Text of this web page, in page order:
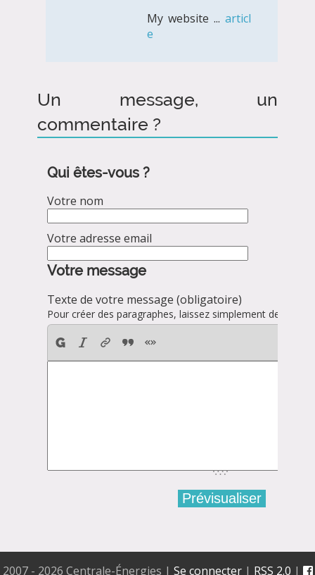
My website ... articl
e
Un message, un
commentaire ?
Qui êtes-vous ?
Votre nom
Votre adresse email
Votre message
Texte de votre message (obligatoire)
Pour créer des paragraphes, laissez simplement des
2007 - 2026 Centrale-Énergies | Se connecter| RSS 2.0 |